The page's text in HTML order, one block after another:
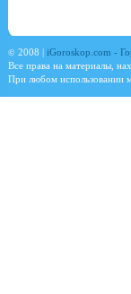
© 2008 | iGoroskop.com -
Все права на материалы,
При любом использовании